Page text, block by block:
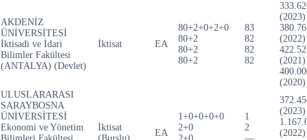
AKDENİZ
ÜNİVERSİTESİ
İktisadi ve İdari
Bilimler Fakültesi
(ANTALYA) (Devlet)
İktisat EA
80+2+0+2+0
80+2
80+2
80+2
83
82
82
82
(2023)
(2022)
(2021)
(2020)
ULUSLARARASI
SARAYBOSNA
ÜNİVERSİTESİ
Ekonomi ve Yönetim
İktisat
EA
1+0+0+0+0
2+0
1
2
(2023)
(2022)